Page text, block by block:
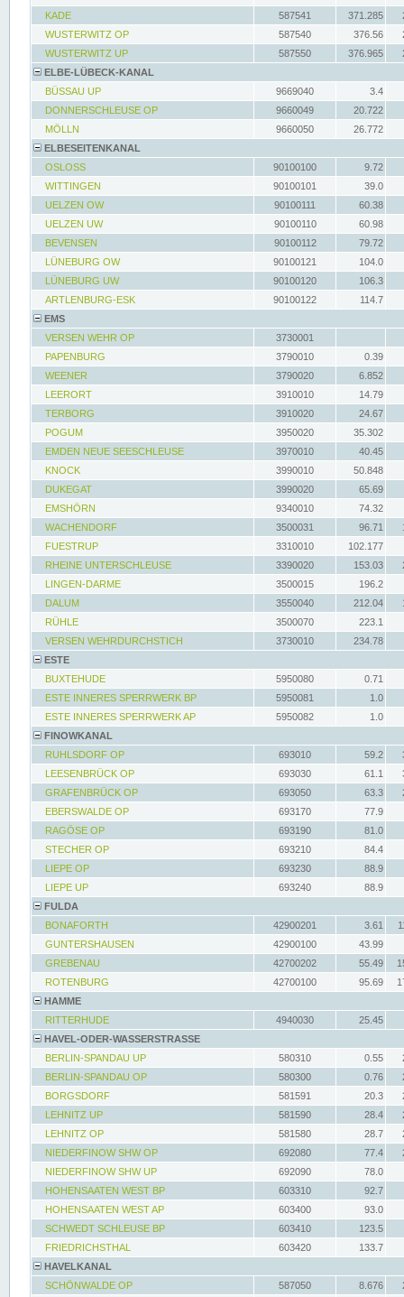
KADE
587541 371.285
WUSTERWITZ OP
587540 376.56
WUSTERWITZ UP
587550 376.965
ELBE-LÜBECK-KANAL
BÜSSAU UP
9669040
3.4
DONNERSCHLEUSE OP
9660049
20.722
MÖLLN
9660050
26.772
ELBESEITENKANAL
OSLOSS
90100100
9.72
WITTINGEN
90100101
39.0
UELZEN OW
90100111
60.38
UELZEN UW
90100110
60.98
BEVENSEN
90100112
79.72
LÜNEBURG OW
90100121
104.0
LÜNEBURG UW
90100120
106.3
ARTLENBURG-ESK
90100122
114.7
EMS
VERSEN WEHR OP
3730001
PAPENBURG
3790010
0.39
WEENER
3790020
6.852
LEERORT
3910010
14.79
TERBORG
3910020
24.67
POGUM
3950020
35.302
EMDEN NEUE SEESCHLEUSE
3970010
40.45
KNOCK
3990010
50.848
DUKEGAT
3990020
65.69
EMSHÖRN
9340010
74.32
WACHENDORF
3500031 96.71
FUESTRUP
3310010
102.177
RHEINE UNTERSCHLEUSE
3390020 153.03
LINGEN-DARME
3500015
196.2
DALUM
3550040 212.04
RÜHLE
3500070
223.1
VERSEN WEHRDURCHSTICH
3730010
234.78
ESTE
BUXTEHUDE
5950080
0.71
ESTE INNERES SPERRWERK BP
5950081
1.0
ESTE INNERES SPERRWERK AP
5950082
1.0
FINOWKANAL
RUHLSDORF OP
693010 59.2
LEESENBRÜCK OP
693030 61.1
GRAFENBRÜCK OP
693050 63.3
EBERSWALDE OP
693170
77.9
RAGÖSE OP
693190
81.0
STECHER OP
693210
84.4
LIEPE OP
693230
88.9
LIEPE UP
693240
88.9
FULDA
BONAFORTH
42900201 3.61
GUNTERSHAUSEN
42900100
43.99
GREBENAU
42700202 55.49
ROTENBURG
42700100 95.69
HAMME
RITTERHUDE
4940030
25.45
HAVEL-ODER-WASSERSTRASSE
BERLIN-SPANDAU UP
580310 0.55
BERLIN-SPANDAU OP
580300 0.76
BORGSDORF
581591 20.3
LEHNITZ UP
581590 28.4
LEHNITZ OP
581580 28.7
NIEDERFINOW SHW OP
692080 77.4
NIEDERFINOW SHW UP
692090
78.0
HOHENSAATEN WEST BP
603310
92.7
HOHENSAATEN WEST AP
603400
93.0
SCHWEDT SCHLEUSE BP
603410
123.5
FRIEDRICHSTHAL
603420
133.7
HAVELKANAL
SCHÖNWALDE OP
587050 8.676